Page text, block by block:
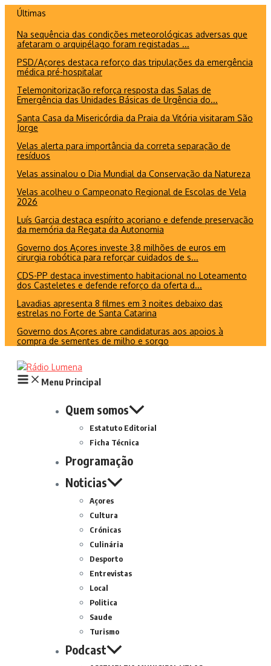
conteúdo
Últimas
Na sequência das condições meteorológicas adversas que
afetaram o arquipélago foram registadas ...
PSD/Açores destaca reforço das tripulações da emergência
médica pré-hospitalar
Telemonitorização reforça resposta das Salas de
Emergência das Unidades Básicas de Urgência do...
Santa Casa da Misericórdia da Praia da Vitória visitaram São
Jorge
Velas alerta para importância da correta separação de
resíduos
Velas assinalou o Dia Mundial da Conservação da Natureza
Velas acolheu o Campeonato Regional de Escolas de Vela
2026
Luís Garcia destaca espírito açoriano e defende preservação
da memória da Regata da Autonomia
Governo dos Açores investe 3,8 milhões de euros em
cirurgia robótica para reforçar cuidados de s...
CDS-PP destaca investimento habitacional no Loteamento
dos Casteletes e defende reforço da oferta d...
Lavadias apresenta 8 filmes em 3 noites debaixo das
estrelas no Forte de Santa Catarina
Governo dos Açores abre candidaturas aos apoios à
compra de sementes de milho e sorgo
Menu Principal
Quem somos
Estatuto Editorial
Ficha Técnica
Programação
Noticias
Açores
Cultura
Crónicas
Culinária
Desporto
Entrevistas
Local
Politica
Saude
Turismo
Podcast